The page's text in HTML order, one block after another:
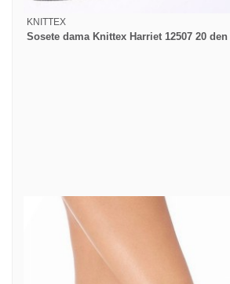
KNITTEX
Sosete dama Knittex Harriet 12507 20 den